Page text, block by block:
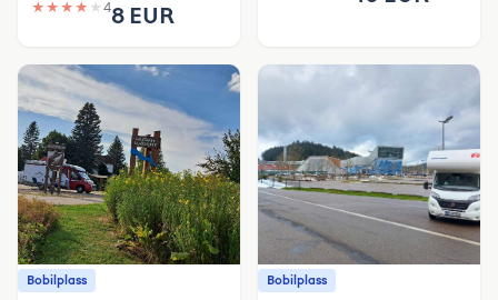
★ ★ ★ ★ ★ 48 EUR
Bobilplass Bobilplass